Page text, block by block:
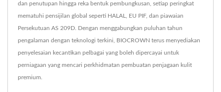
dan penutupan hingga reka bentuk pembungkusan, setiap peringkat
mematuhi pensijilan global seperti HALAL, EU PIF, dan piawaian
Persekutuan AS 209D. Dengan menggabungkan puluhan tahun
pengalaman dengan teknologi terkini, BIOCROWN terus menyediakan
penyelesaian kecantikan pelbagai yang boleh dipercayai untuk
perniagaan yang mencari perkhidmatan pembuatan penjagaan kulit
premium.